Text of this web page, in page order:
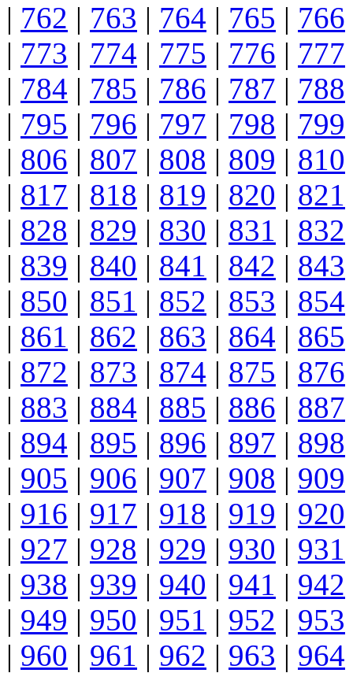
| 762 | 763 | 764 | 765 | 766
| 773 | 774 | 775 | 776 | 777
| 784 | 785 | 786 | 787 | 788
| 795 | 796 | 797 | 798 | 799
| 806 | 807 | 808 | 809 | 810
| 817 | 818 | 819 | 820 | 821
| 828 | 829 | 830 | 831 | 832
| 839 | 840 | 841 | 842 | 843
| 850 | 851 | 852 | 853 | 854
| 861 | 862 | 863 | 864 | 865
| 872 | 873 | 874 | 875 | 876
| 883 | 884 | 885 | 886 | 887
| 894 | 895 | 896 | 897 | 898
| 905 | 906 | 907 | 908 | 909
| 916 | 917 | 918 | 919 | 920
| 927 | 928 | 929 | 930 | 931
| 938 | 939 | 940 | 941 | 942
| 949 | 950 | 951 | 952 | 953
| 960 | 961 | 962 | 963 | 964